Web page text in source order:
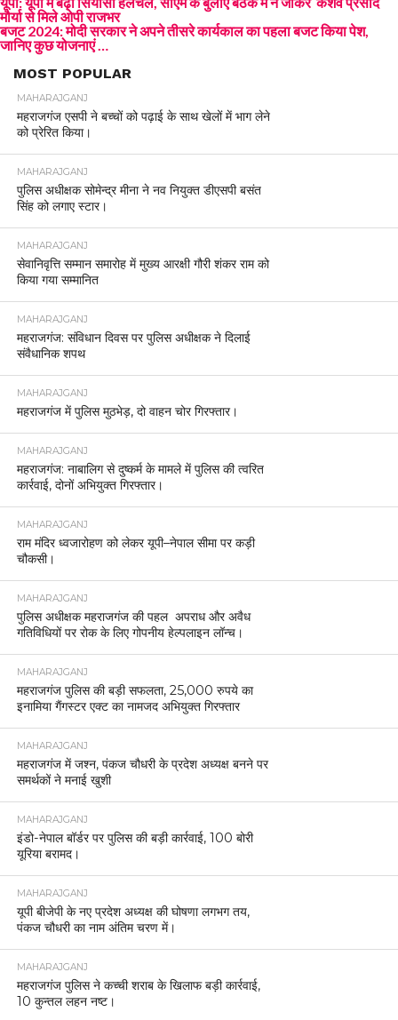
मौर्या से मिले ओपी राजभर
बजट 2024: मोदी सरकार ने अपने तीसरे कार्यकाल का पहला बजट किया पेश,
जानिए कुछ योजनाएं …
MOST POPULAR
MAHARAJGANJ
महराजगंज एसपी ने बच्चों को पढ़ाई के साथ खेलों में भाग लेने
को प्रेरित किया।
MAHARAJGANJ
पुलिस अधीक्षक सोमेन्द्र मीना ने नव नियुक्त डीएसपी बसंत
सिंह को लगाए स्टार।
MAHARAJGANJ
सेवानिवृत्ति सम्मान समारोह में मुख्य आरक्षी गौरी शंकर राम को
किया गया सम्मानित
MAHARAJGANJ
महराजगंज: संविधान दिवस पर पुलिस अधीक्षक ने दिलाई
संवैधानिक शपथ
MAHARAJGANJ
महराजगंज में पुलिस मुठभेड़, दो वाहन चोर गिरफ्तार।
MAHARAJGANJ
महराजगंज: नाबालिग से दुष्कर्म के मामले में पुलिस की त्वरित
कार्रवाई, दोनों अभियुक्त गिरफ्तार।
MAHARAJGANJ
राम मंदिर ध्वजारोहण को लेकर यूपी–नेपाल सीमा पर कड़ी
चौकसी।
MAHARAJGANJ
पुलिस अधीक्षक महराजगंज की पहल अपराध और अवैध
गतिविधियों पर रोक के लिए गोपनीय हेल्पलाइन लॉन्च।
MAHARAJGANJ
महराजगंज पुलिस की बड़ी सफलता, 25,000 रुपये का
इनामिया गैंगस्टर एक्ट का नामजद अभियुक्त गिरफ्तार
MAHARAJGANJ
महराजगंज में जश्न, पंकज चौधरी के प्रदेश अध्यक्ष बनने पर
समर्थकों ने मनाई खुशी
MAHARAJGANJ
इंडो-नेपाल बॉर्डर पर पुलिस की बड़ी कार्रवाई, 100 बोरी
यूरिया बरामद।
MAHARAJGANJ
यूपी बीजेपी के नए प्रदेश अध्यक्ष की घोषणा लगभग तय,
पंकज चौधरी का नाम अंतिम चरण में।
MAHARAJGANJ
महराजगंज पुलिस ने कच्ची शराब के खिलाफ बड़ी कार्रवाई,
10 कुन्तल लहन नष्ट।